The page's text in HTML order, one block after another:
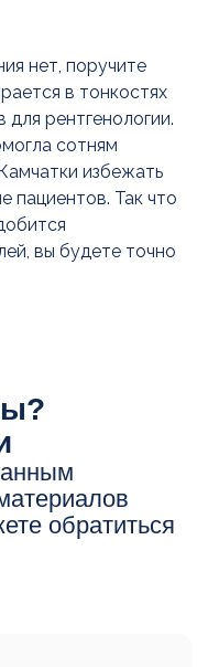
нет, поручите
в тонкостях
рентгенологии.
сотням
избежать
пациентов. Так что
вы будете точно